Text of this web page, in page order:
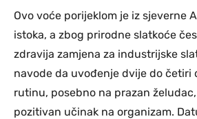
Ovo voće porijeklom je iz sjeverne
istoka, a zbog prirodne slatkoće
zdravija zamjena za industrijske
navode da uvođenje dvije do četiri
rutinu, posebno na prazan
pozitivan učinak na organizam.